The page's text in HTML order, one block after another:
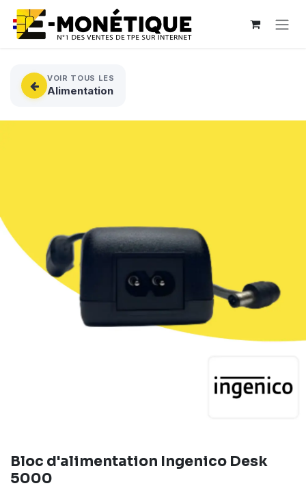
Se rendre au contenu
VOIR TOUS LES
Alimentation
Bloc d'alimentation Ingenico Desk
5000